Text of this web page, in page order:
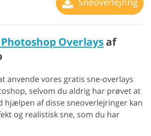
Overlays af
anvende vores gratis sne-overlays
selvom du aldrig har prøvet at
hjælpen af disse sneoverlejringer kan
og realistisk sne, som du har